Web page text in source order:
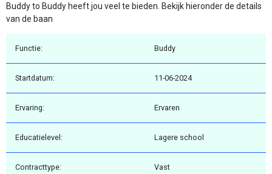
Buddy to Buddy heeft jou veel te bieden. Bekijk hieronder de details
van de baan
Functie: Buddy
Startdatum: 11-06-2024
Ervaring: Ervaren
Educatielevel: Lagere school
Contracttype: Vast